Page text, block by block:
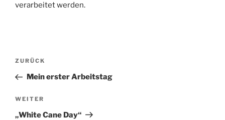
verarbeitet werden.
Beitragsnavigation
Vorheriger
Beitrag
ZURÜCK
Mein erster Arbeitstag
Nächster
Beitrag
WEITER
„White Cane Day“